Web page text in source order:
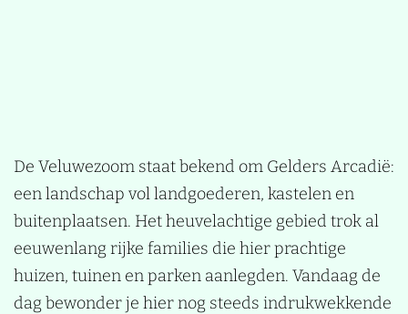
De Veluwezoom staat bekend om Gelders Arcadië:
een landschap vol landgoederen, kastelen en
buitenplaatsen. Het heuvelachtige gebied trok al
eeuwenlang rijke families die hier prachtige
huizen, tuinen en parken aanlegden. Vandaag de
dag bewonder je hier nog steeds indrukwekkende